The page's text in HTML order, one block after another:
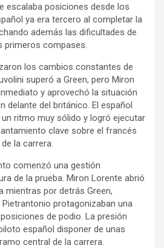
escalaba posiciones desde los
ya era tercero al completar la
además las dificultades de
primeros compases.
los cambios constantes de
superó a Green, pero Miron
y aprovechó la situación
delante del británico. El español
ritmo muy sólido y logró ejecutar
clave sobre el francés
la carrera.
comenzó una gestión
de la prueba. Miron Lorente abrió
mientras por detrás Green,
Pietrantonio protagonizaban una
de podio. La presión
español disponer de unas
central de la carrera.